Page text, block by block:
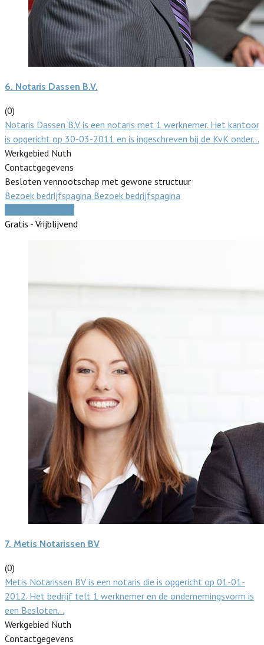
6. Notaris Dassen B.V.
(0)
Notaris Dassen B.V. is een notaris met 1 werknemer. Het kantoor
is opgericht op 30-03-2011 en is ingeschreven bij de KvK onder…
Werkgebied Nuth
Contactgegevens
Besloten vennootschap met gewone structuur
Bezoek bedrijfspagina Bezoek bedrijfspagina
Gratis - Vrijblijvend
7. Metis Notarissen BV
(0)
Metis Notarissen BV is een notaris die is opgericht op 01-01-
2012. Het bedrijf telt 1 werknemer en de ondernemingsvorm is
een Besloten…
Werkgebied Nuth
Contactgegevens